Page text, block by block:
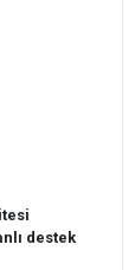
destek